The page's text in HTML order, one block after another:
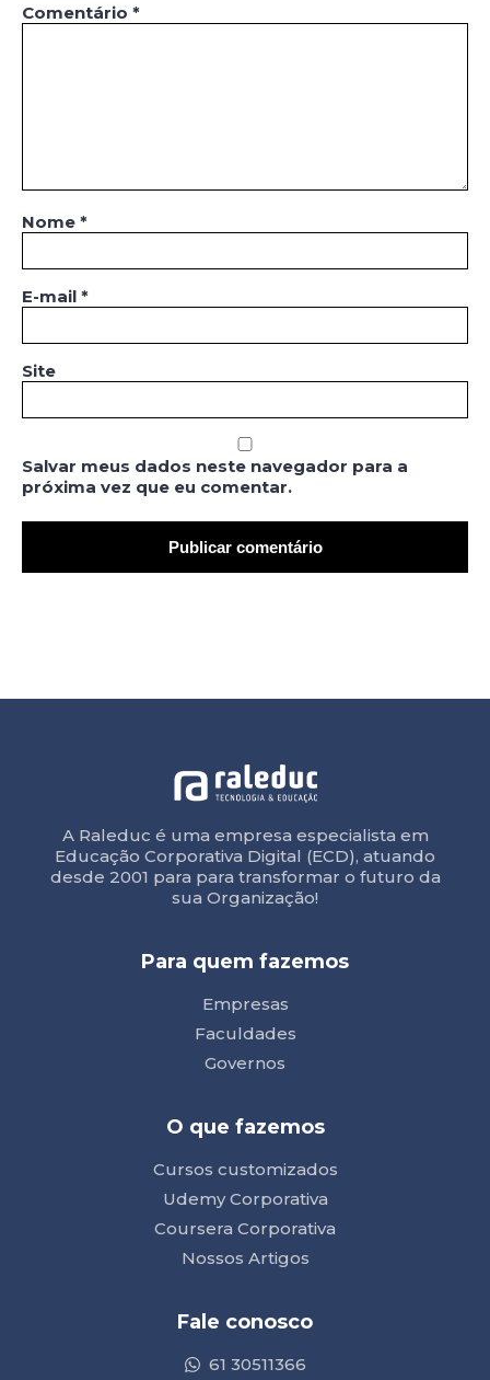
Comentário *
Nome *
E-mail *
Site
Salvar meus dados neste navegador para a
próxima vez que eu comentar.
A Raleduc é uma empresa especialista em
Educação Corporativa Digital (ECD), atuando
desde 2001 para para transformar o futuro da
sua Organização!
Para quem fazemos
Empresas
Faculdades
Governos
O que fazemos
Cursos customizados
Udemy Corporativa
Coursera Corporativa
Nossos Artigos
Fale conosco
61 30511366